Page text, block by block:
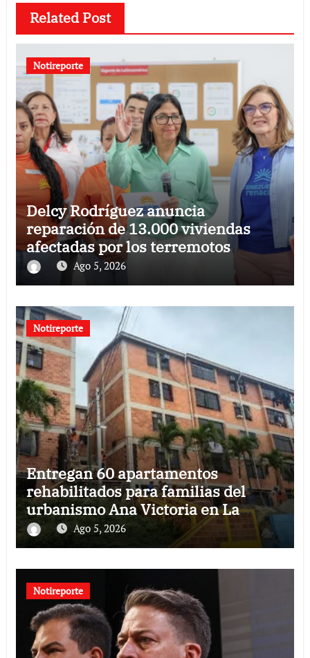
Related Post
Notireporte
Delcy Rodríguez anuncia
reparación de 13.000 viviendas
afectadas por los terremotos
Ago 5, 2026
Notireporte
Entregan 60 apartamentos
rehabilitados para familias del
urbanismo Ana Victoria en La
GuairaAgo 5, 2026
Notireporte